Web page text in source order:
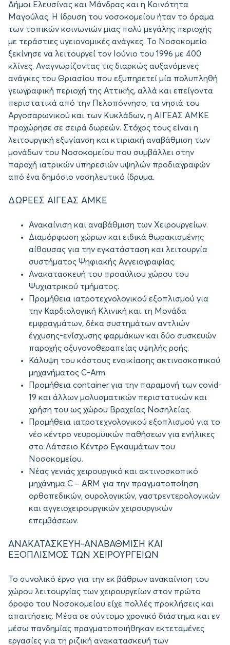
Δήμοι Ελευσίνας και Μάνδρας και η Κοινότητα
Μαγούλας. Η ίδρυση του νοσοκομείου ήταν το όραμα
των τοπικών κοινωνιών μιας πολύ μεγάλης περιοχής
με τεράστιες υγειονομικές ανάγκες. To Νοσοκομείο
ξεκίνησε να λειτουργεί τον Ιούνιο του 1996 με 400
κλίνες. Αναγνωρίζοντας τις διαρκώς αυξανόμενες
ανάγκες του Θριασίου που εξυπηρετεί μία πολυπληθή
γεωγραφική περιοχή της Αττικής, αλλά και επείγοντα
περιστατικά από την Πελοπόννησο, τα νησιά του
Αργοσαρωνικού και των Κυκλάδων, η ΑΙΓΕΑΣ ΑΜΚΕ
προχώρησε σε σειρά δωρεών. Στόχος τους είναι η
λειτουργική εξυγίανση και κτιριακή αναβάθμιση των
μονάδων του Νοσοκομείου που συμβάλλει στην
παροχή ιατρικών υπηρεσιών υψηλών προδιαγραφών
από ένα δημόσιο νοσηλευτικό ίδρυμα.
ΔΩΡΕΕΣ ΑΙΓΕΑΣ ΑΜΚΕ
Ανακαίνιση και αναβάθμιση των Χειρουργείων.
Διαμόρφωση χώρων και ειδικά θωρακισμένης
αίθουσας για την εγκατάσταση και λειτουργία
συστήματος Ψηφιακής Αγγειογραφίας.
Ανακατασκευή του προαύλιου χώρου του
Ψυχιατρικού τμήματος.
Προμήθεια ιατροτεχνολογικού εξοπλισμού για
την Καρδιολογική Κλινική και τη Μονάδα
εμφραγμάτων, δέκα συστημάτων αντλιών
έγχυσης-ενίσχυσης φαρμάκων και δύο συσκευών
παροχής οξυγονοθεραπείας υψηλής ροής.
Κάλυψη του κόστους ενοικίασης ακτινοσκοπικού
μηχανήματος C-Arm.
Προμήθεια container για την παραμονή των covid-
19 και άλλων μολυσματικών περιστατικών και
χρήση του ως χώρου Βραχείας Νοσηλείας.
Προμήθεια ιατροτεχνολογικού εξοπλισμού για το
νέο κέντρο νευρομϋικών παθήσεων για ενήλικες
στο Λάτσειο Κέντρο Εγκαυμάτων του
Νοσοκομείου.
Νέας γενιάς χειρουργικό και ακτινοσκοπικό
μηχάνημα C – ARM για την πραγματοποίηση
ορθοπεδικών, ουρολογικών, γαστρεντερολογικών
και αγγειοχειρουργικών χειρουργικών
επεμβάσεων.
ΑΝΑΚΑΤΑΣΚΕΥΗ-ΑΝΑΒΑΘΜΙΣΗ ΚΑΙ
ΕΞΟΠΛΙΣΜΟΣ ΤΩΝ ΧΕΙΡΟΥΡΓΕΙΩΝ
Το συνολικό έργο για την εκ βάθρων ανακαίνιση του
χώρου λειτουργίας των χειρουργείων στον πρώτο
όροφο του Νοσοκομείου είχε πολλές προκλήσεις και
απαιτήσεις. Μέσα σε σύντομο χρονικό διάστημα και εν
μέσω πανδημίας πραγματοποιήθηκαν εκτεταμένες
εργασίες για τη ριζική ανακατασκευή των